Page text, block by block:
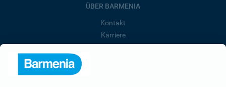
ÜBER BARMENIA
Kontakt
Karriere